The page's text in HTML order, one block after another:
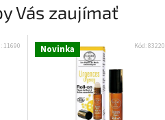
Vás zaujímať
11690 Novinka Kód:83220